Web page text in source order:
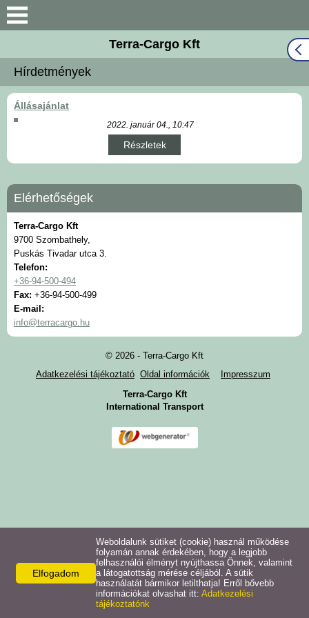
Bemutatkozás
Munkatársaink
ajánlatkérés
Cégadatok
Elérhetőségek
Dokumentumok
Hírdetmények
Galéria
Terra-Cargo Kft
Hírdetmények
Állásajánlat
2022. január 04., 10:47
Részletek
Elérhetőségek
Terra-Cargo Kft
9700 Szombathely,
Puskás Tivadar utca 3.
Telefon:
+36-94-500-494
Fax: +36-94-500-499
E-mail:
info@terracargo.hu
© 2026 - Terra-Cargo Kft
Adatkezelési tájékoztató Oldal információk
Impresszum
Terra-Cargo Kft
International Transport
Elfogadom
Weboldalunk sütiket (cookie) használ működése
folyamán annak érdekében, hogy a legjobb
felhasználói élményt nyújthassa Önnek, valamint
a látogatottság mérése céljából. A sütik
használatát bármikor letilthatja! Erről bővebb
információkat olvashat itt: Adatkezelési
tájékoztatónk